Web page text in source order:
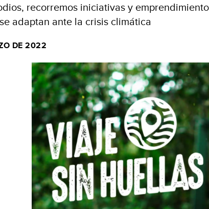
recorremos iniciativas y
adaptan ante la crisis climática
DE 2022